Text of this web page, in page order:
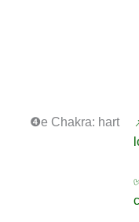
❹e Chakra: hart